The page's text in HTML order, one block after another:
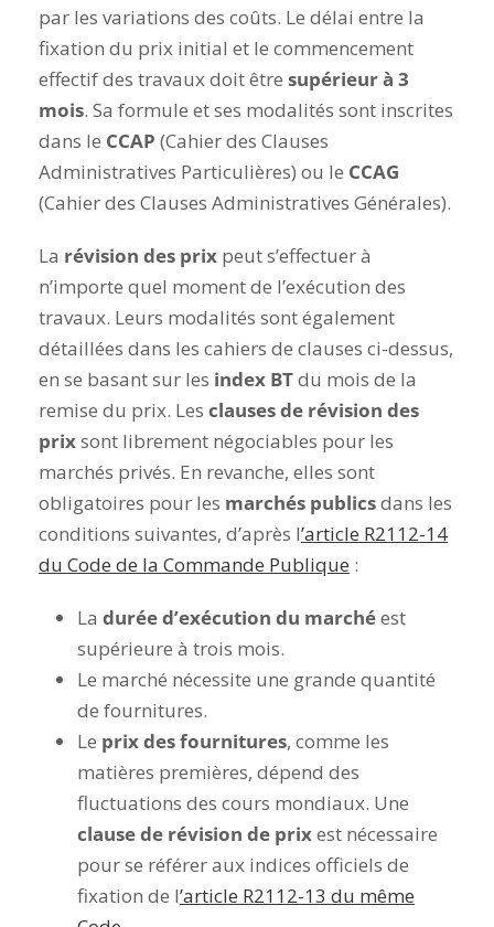
par les variations des coûts. Le délai entre la
fixation du prix initial et le commencement
effectif des travaux doit être supérieur à 3
mois. Sa formule et ses modalités sont inscrites
dans le CCAP (Cahier des Clauses
Administratives Particulières) ou le CCAG
(Cahier des Clauses Administratives Générales).
La révision des prix peut s’effectuer à
n’importe quel moment de l’exécution des
travaux. Leurs modalités sont également
détaillées dans les cahiers de clauses ci-dessus,
en se basant sur les index BTdu mois de la
remise du prix. Les clauses de révision des
prixsont librement négociables pour les
marchés privés. En revanche, elles sont
obligatoires pour les marchés publicsdans les
conditions suivantes, d’après l’article R2112-14
du Code de la Commande Publique :
La durée d’exécution du marchéest
supérieure à trois mois.
Le marché nécessite une grande quantité
de fournitures.
Le prix des fournitures, comme les
matières premières, dépend des
fluctuations des cours mondiaux. Une
clause de révision de prixest nécessaire
pour se référer aux indices officiels de
fixation de l’article R2112-13 du même